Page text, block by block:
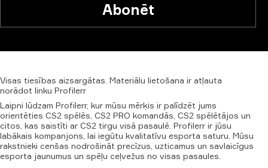
Abonēt
Visas tiesības aizsargātas. Materiālu lietošana ir atļauta
norādot linku Profilerr
Laipni lūdzam Profilerr, kur mūsu mērķis ir palīdzēt jums
orientēties CS2 spēlēs, CS2 PRO komandās, CS2 spēlētājos un
citos, kas saistīti ar CS2 tirgu visā pasaulē. Profilerr ir jūsu
labākais kompanjons, lai iegūtu kvalitatīvu esporta saturu. Mūsu
rakstnieki cenšas nodrošināt precīzus, uzticamus un savlaicīgus
esporta jaunumus un spēļu ceļvežus no visas pasaules.